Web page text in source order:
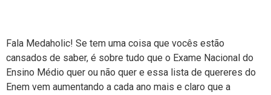
Fala Medaholic! Se tem uma coisa que vocês estão
cansados de saber, é sobre tudo que o Exame Nacional do
Ensino Médio quer ou não quer e essa lista de quereres do
Enem vem aumentando a cada ano mais e claro que a